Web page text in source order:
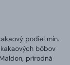
podiel min.
bôbov
prírodná